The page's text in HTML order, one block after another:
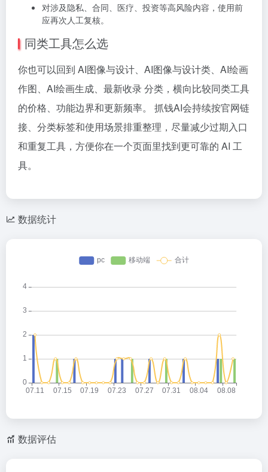
对涉及隐私、合同、医疗、投资等高风险内容，使用前
应再次人工复核。
同类工具怎么选
你也可以回到 AI图像与设计、AI图像与设计类、AI绘画
作图、AI绘画生成、最新收录 分类，横向比较同类工具
的价格、功能边界和更新频率。 抓钱AI会持续按官网链
接、分类标签和使用场景排重整理，尽量减少过期入口
和重复工具，方便你在一个页面里找到更可靠的 AI 工
具。
数据统计
数据评估